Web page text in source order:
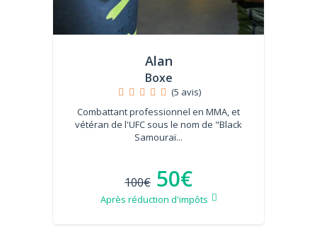
Alan
Boxe
(5 avis)
Combattant professionnel en MMA, et
vétéran de l'UFC sous le nom de "Black
Samouraï...
100€ 50€
Après réduction d'impôts